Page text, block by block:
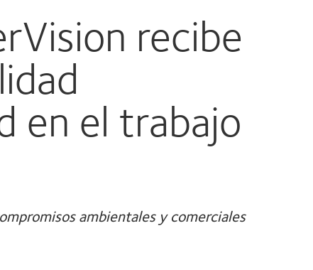
recibe
en el trabajo
ambientales y comerciales